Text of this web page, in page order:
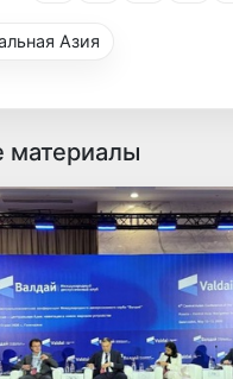
Азия
материалы